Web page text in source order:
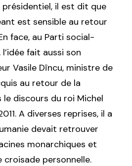
présidentiel, il est dit que
est sensible au retour
face, au Parti social-
fait aussi son
Vasile Dîncu, ministre de
au retour de la
le discours du roi Michel
A diverses reprises, il a
devait retrouver
monarchiques et
croisade personnelle.